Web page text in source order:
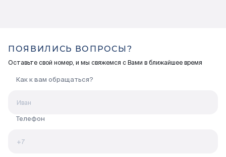
ПОЯВИЛИСЬ ВОПРОСЫ?
Оставьте свой номер, и мы свяжемся с Вами в ближайшее время
Как к вам обращаться?
Телефон